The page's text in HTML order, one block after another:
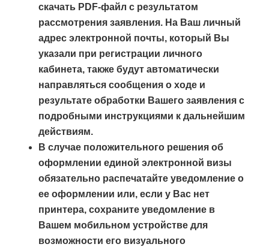
скачать PDF-файл с результатом
рассмотрения заявления. На Ваш личный
адрес электронной почты, который Вы
указали при регистрации личного
кабинета, также будут автоматически
направляться сообщения о ходе и
результате обработки Вашего заявления с
подробными инструкциями к дальнейшим
действиям.
В случае положительного решения об
оформлении единой электронной визы
обязательно распечатайте уведомление о
ее оформлении или, если у Вас нет
принтера, сохраните уведомление в
Вашем мобильном устройстве для
возможности его визуального